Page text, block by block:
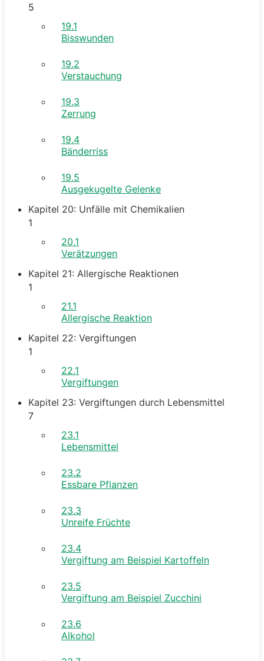
5
19.1
Bisswunden
19.2
Verstauchung
19.3
Zerrung
19.4
Bänderriss
19.5
Ausgekugelte Gelenke
Kapitel 20: Unfälle mit Chemikalien
1
20.1
Verätzungen
Kapitel 21: Allergische Reaktionen
1
21.1
Allergische Reaktion
Kapitel 22: Vergiftungen
1
22.1
Vergiftungen
Kapitel 23: Vergiftungen durch Lebensmittel
7
23.1
Lebensmittel
23.2
Essbare Pflanzen
23.3
Unreife Früchte
23.4
Vergiftung am Beispiel Kartoffeln
23.5
Vergiftung am Beispiel Zucchini
23.6
Alkohol